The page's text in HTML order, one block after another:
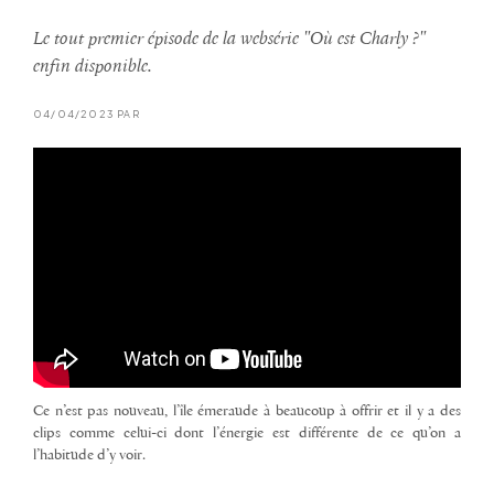
Le tout premier épisode de la websérie "Où est Charly ?"
enfin disponible.
04/04/2023 PAR
Ce n’est pas nouveau, l’île émeraude à beaucoup à offrir et il y a des
clips comme celui-ci dont l’énergie est différente de ce qu’on a
l’habitude d’y voir.